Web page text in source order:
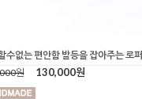
수없는 편안함 발등을 잡아주는 로퍼
원
130,000원